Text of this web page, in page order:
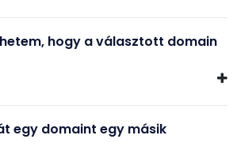
hogy a választott domain
egy domaint egy másik